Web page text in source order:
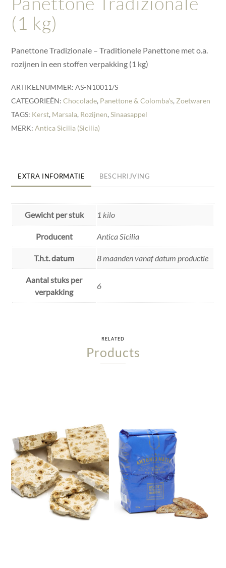
(1 kg)
Panettone Tradizionale – Traditionele Panettone met o.a.
rozijnen in een stoffen verpakking (1 kg)
ARTIKELNUMMER:AS-N10011/S
CATEGORIEËN:Chocolade, Panettone & Colomba's, Zoetwaren
TAGS: Kerst, Marsala, Rozijnen,Sinaasappel
MERK:Antica Sicilia (Sicilia)
EXTRA INFORMATIE BESCHRIJVING
Gewicht per stuk 1 kilo
Producent Antica Sicilia
T.h.t. datum 8 maanden vanaf datum productie
Aantal stuks per
verpakking
6
RELATED
Products